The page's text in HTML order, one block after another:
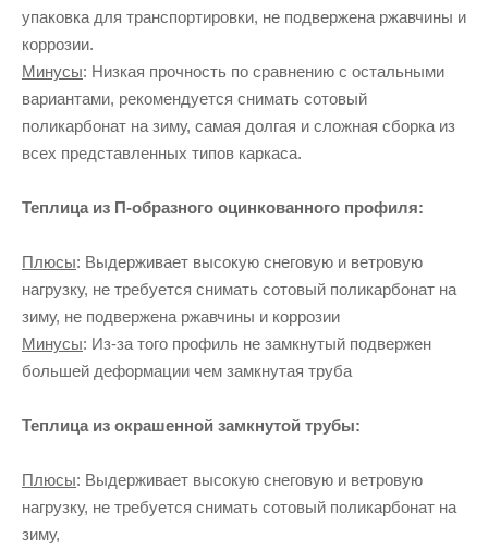
упаковка для транспортировки, не подвержена ржавчины и
коррозии.
Минусы: Низкая прочность по сравнению с остальными
вариантами, рекомендуется снимать сотовый
поликарбонат на зиму, самая долгая и сложная сборка из
всех представленных типов каркаса.
Теплица из П-образного оцинкованного профиля:
Плюсы: Выдерживает высокую снеговую и ветровую
нагрузку, не требуется снимать сотовый поликарбонат на
зиму, не подвержена ржавчины и коррозии
Минусы: Из-за того профиль не замкнутый подвержен
большей деформации чем замкнутая труба
Теплица из окрашенной замкнутой трубы:
Плюсы: Выдерживает высокую снеговую и ветровую
нагрузку, не требуется снимать сотовый поликарбонат на
зиму,